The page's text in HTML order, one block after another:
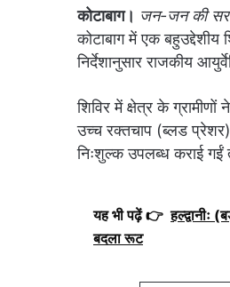
कोटाबाग। जन-जन की
कोटाबाग में एक
निर्देशानुसार राजकीय
शिविर में क्षेत्र के
उच्च रक्तचाप (ब्लड प्रेशर)
निःशुल्क उपलब्ध कराई गईं
यह भी पढ़ें 👉 हल्द्वानीः
बदला रूट